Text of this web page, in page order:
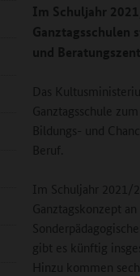
Im Schuljahr
Ganztagsschulen
und
Das
Ganztagsschule
Bildungs- und
Beruf.
Im Schuljahr 2021/
Ganztagskonzept
gibt es künftig
Hinzu kommen